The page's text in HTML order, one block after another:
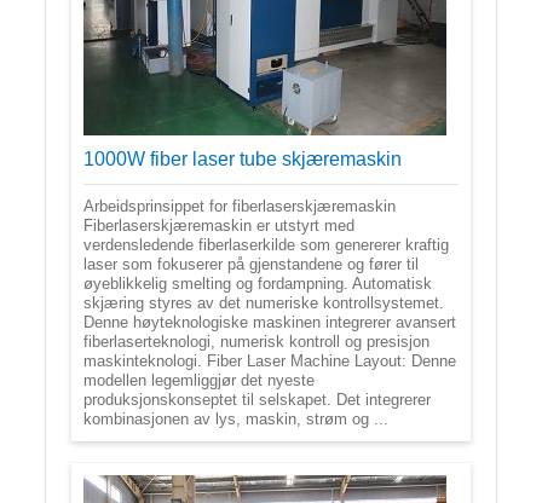
1000W fiber laser tube skjæremaskin
Arbeidsprinsippet for fiberlaserskjæremaskin
Fiberlaserskjæremaskin er utstyrt med
verdensledende fiberlaserkilde som genererer kraftig
laser som fokuserer på gjenstandene og fører til
øyeblikkelig smelting og fordampning. Automatisk
skjæring styres av det numeriske kontrollsystemet.
Denne høyteknologiske maskinen integrerer avansert
fiberlaserteknologi, numerisk kontroll og presisjon
maskinteknologi. Fiber Laser Machine Layout: Denne
modellen legemliggjør det nyeste
produksjonskonseptet til selskapet. Det integrerer
kombinasjonen av lys, maskin, strøm og ...